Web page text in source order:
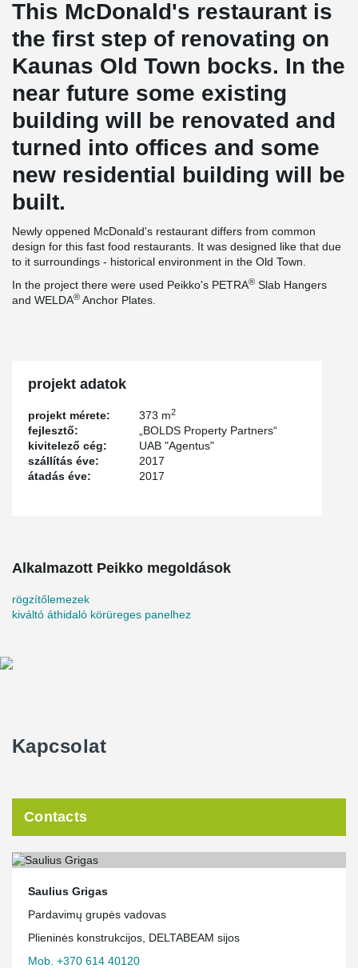
This McDonald's restaurant is
the first step of renovating on
Kaunas Old Town bocks. In the
near future some existing
building will be renovated and
turned into offices and some
new residential building will be
built.
Newly oppened McDonald's restaurant differs from common
design for this fast food restaurants. It was designed like that due
to it surroundings - historical environment in the Old Town.
In the project there were used Peikko's PETRA® Slab Hangers
and WELDA® Anchor Plates.
projekt adatok
projekt mérete: 373 m2
fejlesztő:
„BOLDS Property Partners“
kivitelező cég:
UAB "Agentus"
szállítás éve:
2017
átadás éve:
2017
Alkalmazott Peikko megoldások
rögzítőlemezek
kiváltó áthidaló körüreges panelhez
Kapcsolat
Contacts
Saulius Grigas
Pardavimų grupės vadovas
Plieninės konstrukcijos, DELTABEAM sijos
Mob. +370 614 40120